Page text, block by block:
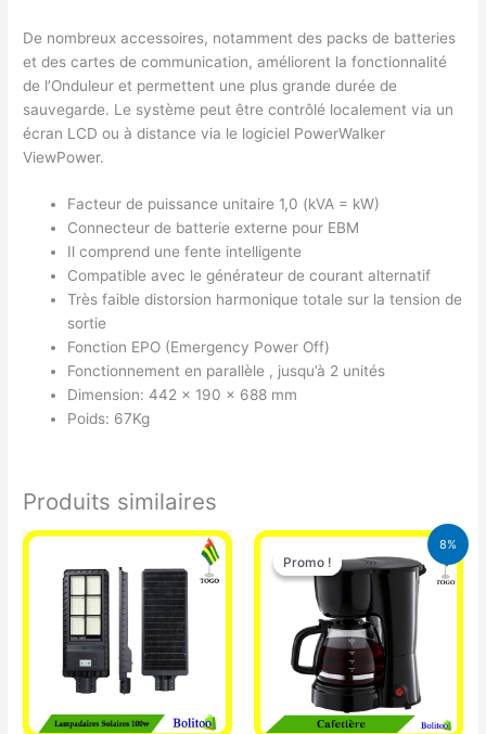
De nombreux accessoires, notamment des packs de batteries
et des cartes de communication, améliorent la fonctionnalité
de l’Onduleur et permettent une plus grande durée de
sauvegarde. Le système peut être contrôlé localement via un
écran LCD ou à distance via le logiciel PowerWalker
ViewPower.
Facteur de puissance unitaire 1,0 (kVA = kW)
Connecteur de batterie externe pour EBM
Il comprend une fente intelligente
Compatible avec le générateur de courant alternatif
Très faible distorsion harmonique totale sur la tension de
sortie
Fonction EPO (Emergency Power Off)
Fonctionnement en parallèle , jusqu’à 2 unités
Dimension: 442 x 190 x 688 mm
Poids: 67Kg
Produits similaires
8%
Promo !
Promo !
Le
prix
initial
25.000 CFA.
Le
prix
actuel
est :
23.000 CFA.